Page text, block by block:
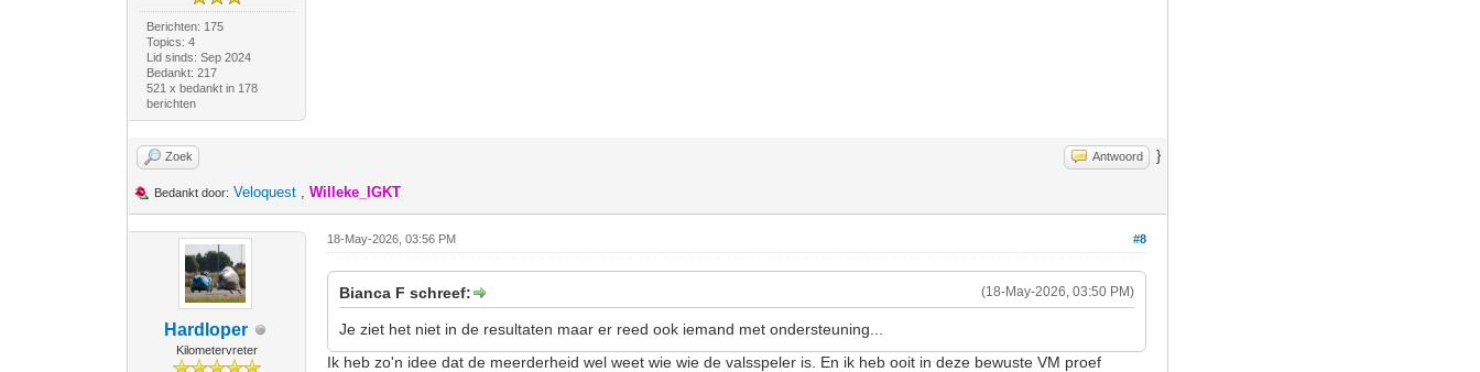
Berichten: 175
Topics: 4
Lid sinds: Sep 2024
Bedankt: 217
521 x bedankt in 178
berichten
Zoek Antwoord }
Bedankt door: Veloquest ,Willeke_IGKT
Hardloper
Kilometervreter
#8
18-May-2026, 03:56 PM
(18-May-2026, 03:50 PM)
Bianca F schreef:
Je ziet het niet in de resultaten maar er reed ook iemand met ondersteuning...
Ik heb zo'n idee dat de meerderheid wel weet wie wie de valsspeler is. En ik heb ooit in deze bewuste VM proef